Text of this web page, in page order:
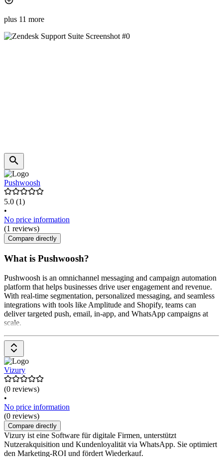
plus 11 more
Pushwoosh
5.0 (1)
•
No price information
(1 reviews)
Compare directly
What is Pushwoosh?
Pushwoosh is an omnichannel messaging and campaign automation
platform that helps businesses drive user engagement and revenue.
With real-time segmentation, personalized messaging, and seamless
integrations with tools like Amplitude and Shopify, teams can
deliver targeted push, email, in-app, and WhatsApp campaigns at
scale.
Vizury
(0 reviews)
•
No price information
(0 reviews)
Compare directly
Vizury ist eine Software für digitale Firmen, unterstützt
Nutzerakquisition und Kundenloyalität via WhatsApp. Sie optimiert
den Marketing-ROI und fördert Wiederkauf.